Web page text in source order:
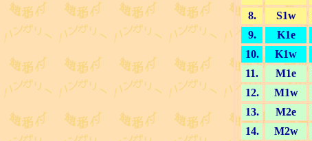
8.
S1w
9.
K1e
10.
K1w
11.
M1e
12.
M1w
13.
M2e
14.
M2w